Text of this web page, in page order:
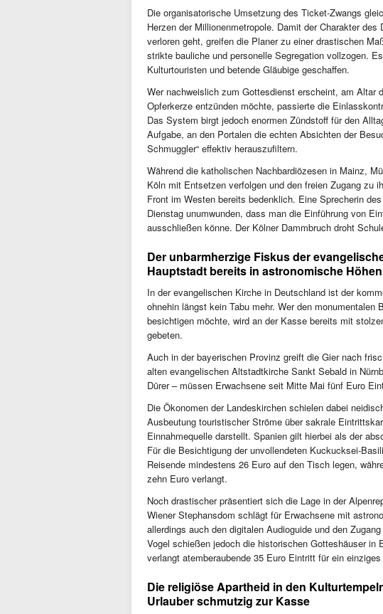
Die organisatorische Umsetzung des Ticket-Zwangs
Herzen der Millionenmetropole. Damit der Charakter
verloren geht, greifen die Planer zu einer drastischen
strikte bauliche und personelle Segregation vollzogen.
Kulturtouristen und betende Gläubige geschaffen.
Wer nachweislich zum Gottesdienst erscheint, am Altar
Opferkerze entzünden möchte, passierte die
Das System birgt jedoch enormen Zündstoff für den
Aufgabe, an den Portalen die echten Absichten der
Schmuggler“ effektiv herauszufiltern.
Während die katholischen Nachbardiözesen in Mainz,
Köln mit Entsetzen verfolgen und den freien Zugang zu
Front im Westen bereits bedenklich. Eine Sprecherin
Dienstag unumwunden, dass man die Einführung von
ausschließen könne. Der Kölner Dammbruch droht
Der unbarmherzige Fiskus der
Hauptstadt bereits in astronomische Höhen
In der evangelischen Kirche in Deutschland ist der
ohnehin längst kein Tabu mehr. Wer den
besichtigen möchte, wird an der Kasse bereits mit
gebeten.
Auch in der bayerischen Provinz greift die Gier nach
alten evangelischen Altstadtkirche Sankt Sebald in
Dürer – müssen Erwachsene seit Mitte Mai fünf Euro
Die Ökonomen der Landeskirchen schielen dabei
Ausbeutung touristischer Ströme über sakrale
Einnahmequelle darstellt. Spanien gilt hierbei als der
Für die Besichtigung der unvollendeten Kuckucksei-
Reisende mindestens 26 Euro auf den Tisch legen,
zehn Euro verlangt.
Noch drastischer präsentiert sich die Lage in der
Wiener Stephansdom schlägt für Erwachsene mit
allerdings auch den digitalen Audioguide und den
Vogel schießen jedoch die historischen Gotteshäuser in
verlangt atemberaubende 35 Euro Eintritt für ein
Die religiöse Apartheid in den
Urlauber schmutzig zur Kasse